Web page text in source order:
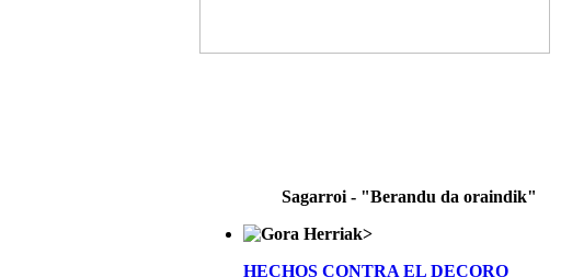
Sagarroi - "Berandu da oraindik"
>
HECHOS CONTRA EL DECORO